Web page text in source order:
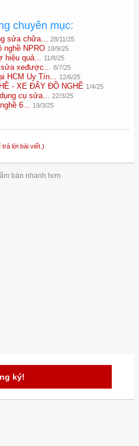
chuyên mục:
sửa chữa... 28/11/25
nghề NPRO 18/9/25
hiệu quả... 11/8/25
sửa xeđược... 8/7/25
HCM Uy Tín... 12/6/25
- XE ĐẨY ĐỒ NGHỀ 1/4/25
cụ sửa... 22/3/25
6... 19/3/25
lời bài viết.)
bán nhanh hơn
ký!